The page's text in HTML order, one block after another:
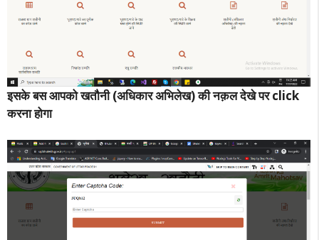
इसके बस आपको खतौनी (अधिकार अभिलेख) की नक़ल देखे पर click
करना होगा